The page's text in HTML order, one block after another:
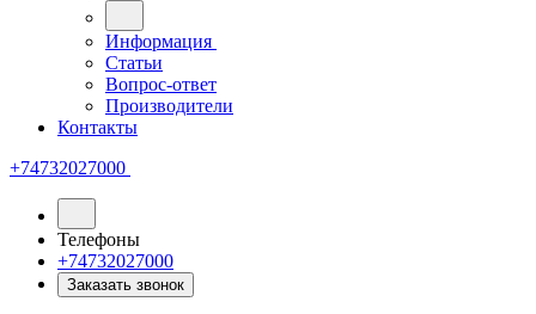
Информация
Статьи
Вопрос-ответ
Производители
Контакты
+74732027000
Телефоны
+74732027000
Заказать звонок